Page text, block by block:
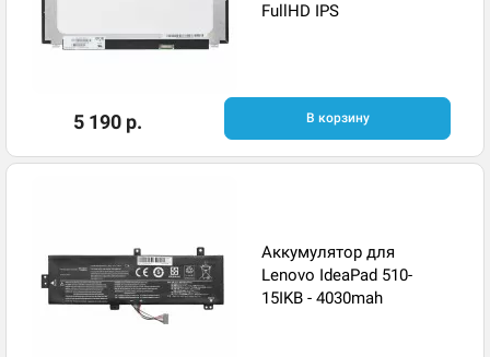
FullHD IPS
5 190 р. В корзину
Аккумулятор для
Lenovo IdeaPad 510-
15IKB - 4030mah